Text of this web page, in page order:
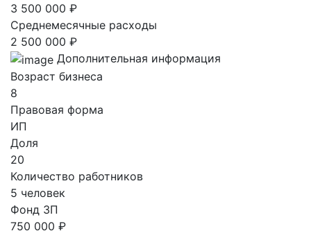
3 500 000 ₽
Среднемесячные расходы
2 500 000 ₽
Дополнительная информация
Возраст бизнеса
8
Правовая форма
ИП
Доля
20
Количество работников
5 человек
Фонд ЗП
750 000 ₽